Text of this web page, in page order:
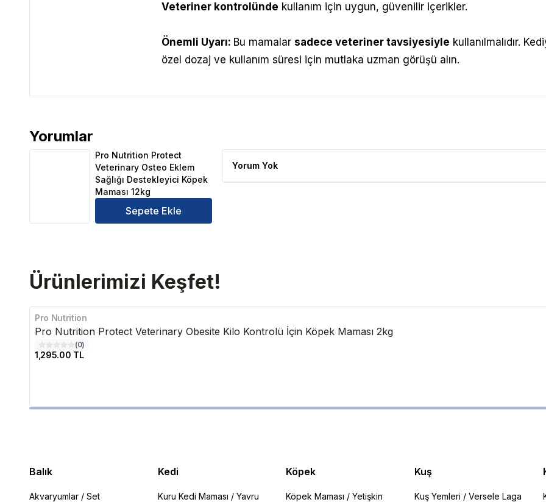
Veteriner kontrolünde kullanım için uygun, güvenilir içerikler.
Önemli Uyarı: Bu mamalar sadece veteriner tavsiyesiyle kullanılmalıdır.
özel dozaj ve kullanım süresi için mutlaka uzman görüşü alın.
Yorumlar
Pro Nutrition Protect Veterinary Osteo Eklem Sağlığı Destekleyici Köpek Maması 12kg Ürün Yorumları
Pro Nutrition Protect
Veterinary Osteo Eklem
Sağlığı Destekleyici Köpek
Maması 12kg
Sepete Ekle
Yorum Yok
Ürünlerimizi Keşfet!
Pro Nutrition
Pro Nutrition Protect Veterinary Obesite Kilo Kontrolü İçin Köpek Maması 2kg
(0)
1,295.00 TL
Balık
Akvaryumlar / Set
Kedi
Kuru Kedi Maması / Yavru
Köpek
Köpek Maması /Yetişkin
Kuş
Kuş Yemleri / Versele Laga